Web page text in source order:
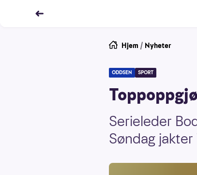
Hjem / Nyheter
ODDSEN SPORT
Serieleder
Søndag